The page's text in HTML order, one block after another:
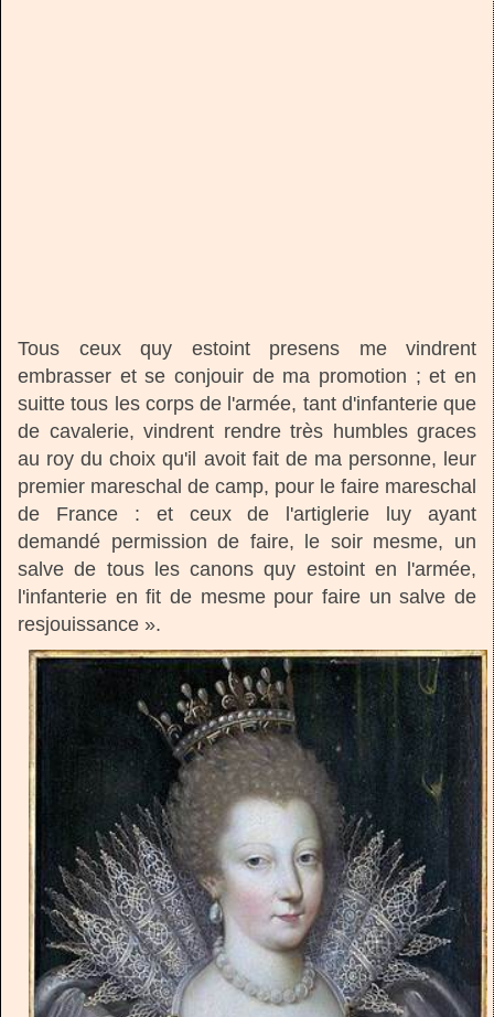
Tous ceux quy estoint presens me vindrent
embrasser et se conjouir de ma promotion ; et en
suitte tous les corps de l'armée, tant d'infanterie que
de cavalerie, vindrent rendre très humbles graces
au roy du choix qu'il avoit fait de ma personne, leur
premier mareschal de camp, pour le faire mareschal
de France : et ceux de l'artiglerie luy ayant
demandé permission de faire, le soir mesme, un
salve de tous les canons quy estoint en l'armée,
l'infanterie en fit de mesme pour faire un salve de
resjouissance ».